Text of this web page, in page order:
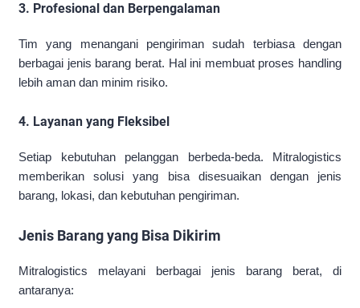
3. Profesional dan Berpengalaman
Tim yang menangani pengiriman sudah terbiasa dengan
berbagai jenis barang berat. Hal ini membuat proses handling
lebih aman dan minim risiko.
4. Layanan yang Fleksibel
Setiap kebutuhan pelanggan berbeda-beda. Mitralogistics
memberikan solusi yang bisa disesuaikan dengan jenis
barang, lokasi, dan kebutuhan pengiriman.
Jenis Barang yang Bisa Dikirim
Mitralogistics melayani berbagai jenis barang berat, di
antaranya: